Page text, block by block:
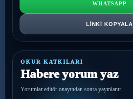
WHATSAPP
LINKI KOPYALA
OKUR KATKILARI
Habere yorum yaz
Yorumlar editör onayından sonra yayınlanır.